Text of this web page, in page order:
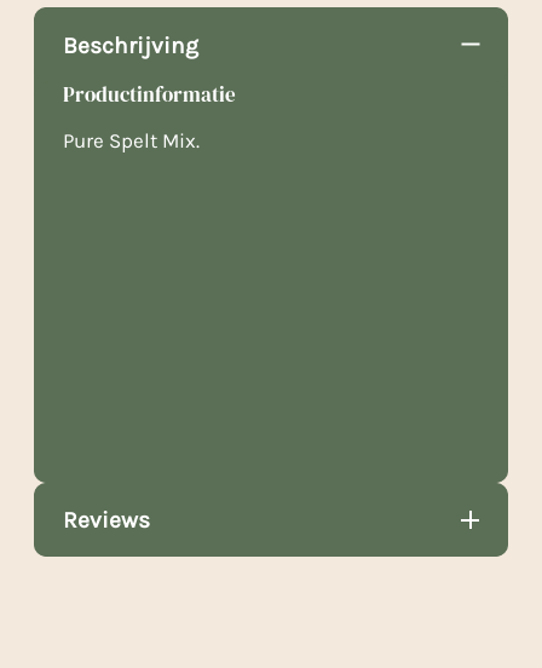
Beschrijving
Productinformatie
Pure Spelt Mix.
Reviews